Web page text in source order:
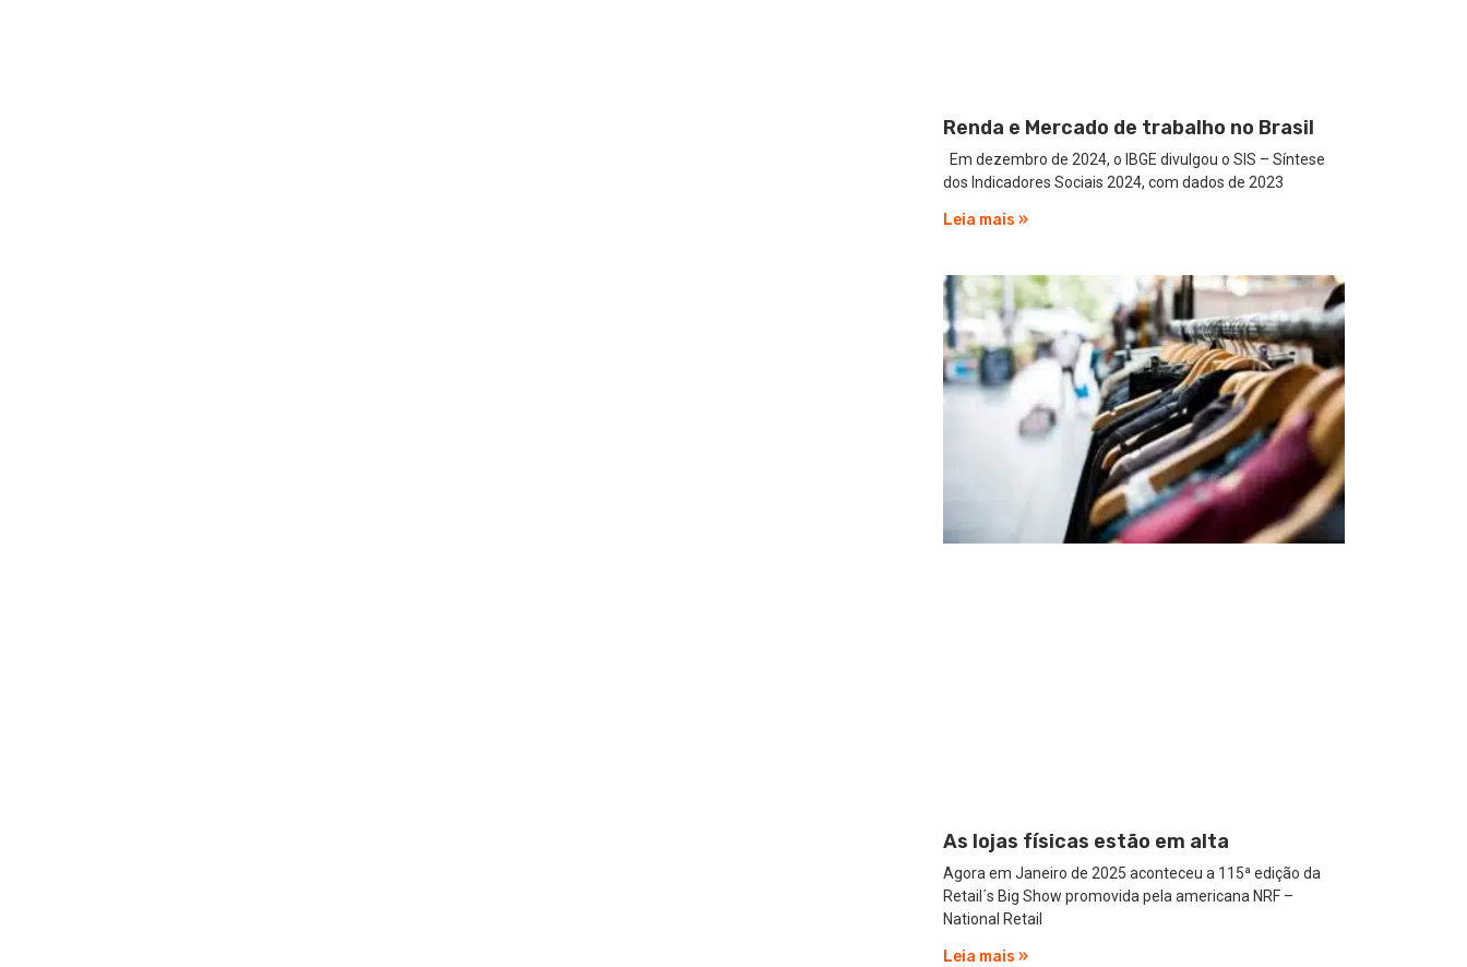
Renda e Mercado de trabalho no Brasil
Em dezembro de 2024, o IBGE divulgou o SIS – Síntese
dos Indicadores Sociais 2024, com dados de 2023
Leia mais »
As lojas físicas estão em alta
Agora em Janeiro de 2025 aconteceu a 115ª edição da
Retail´s Big Show promovida pela americana NRF –
National Retail
Leia mais »